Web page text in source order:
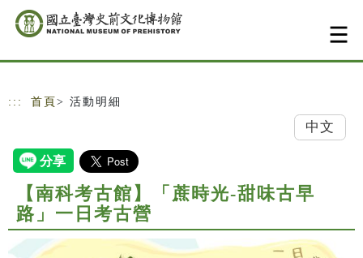
跳到主要內容
網站導覽
::: 首頁 > 活動明細
中文
【南科考古館】「蔗時光-甜味古早
路」一日考古營